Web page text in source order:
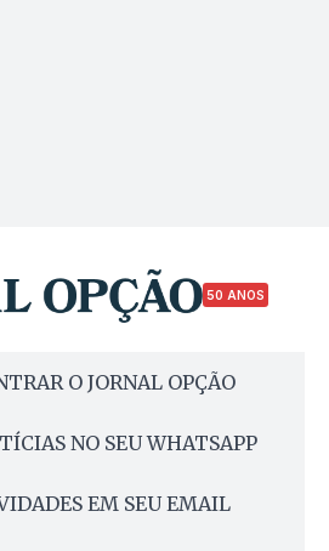
50 ANOS
O JORNAL OPÇÃO
NO SEU WHATSAPP
EM SEU EMAIL